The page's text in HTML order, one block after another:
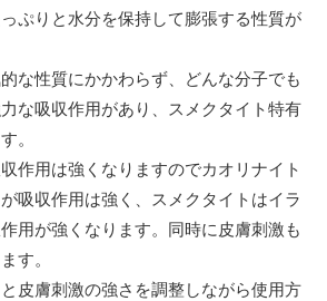
ぷりと水分を保持して膨張する性質が
な性質にかかわらず、どんな分子でも
な吸収作用があり、スメクタイト特有
。
作用は強くなりますのでカオリナイト
吸収作用は強く、スメクタイトはイラ
用が強くなります。同時に皮膚刺激も
す。
皮膚刺激の強さを調整しながら使用方